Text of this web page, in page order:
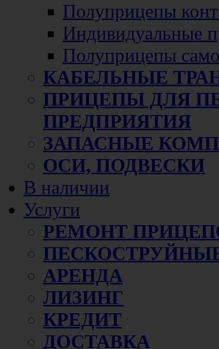
Полуприцепы
Индивидуальные
Полуприцепы
КАБЕЛЬНЫЕ
ПРИЦЕПЫ ДЛЯ
ПРЕДПРИЯТИЯ
ЗАПАСНЫЕ
ОСИ, ПОДВЕСКИ
В наличии
Услуги
РЕМОНТ
АРЕНДА
ЛИЗИНГ
КРЕДИТ
ДОСТАВКА